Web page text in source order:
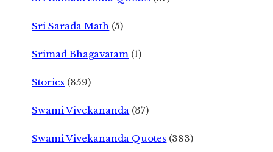
Sri Sarada Math (5)
Srimad Bhagavatam (1)
Stories (359)
Swami Vivekananda (37)
Swami Vivekananda Quotes (383)